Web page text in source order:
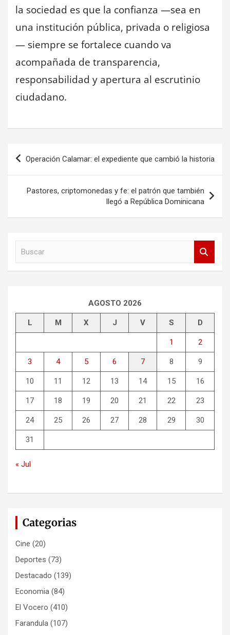
la sociedad es que la confianza —sea en
una institución pública, privada o religiosa
— siempre se fortalece cuando va
acompañada de transparencia,
responsabilidad y apertura al escrutinio
ciudadano.
Navegación
de
entradas
Operación Calamar: el expediente que cambió la historia
Pastores, criptomonedas y fe: el patrón que también
llegó a República Dominicana
AGOSTO 2026
L M X J V S D
1 2
3 4 5 6 7 8 9
10 11 12 13 14 15 16
17 18 19 20 21 22 23
24 25 26 27 28 29 30
31
« Jul
Categorias
Cine (20)
Deportes (73)
Destacado (139)
Economia (84)
El Vocero (410)
Farandula (107)